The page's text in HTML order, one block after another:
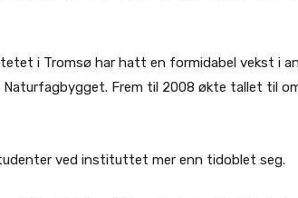
i Tromsø har hatt en formidabel vekst i
Frem til 2008 økte tallet til
ved instituttet mer enn tidoblet seg.